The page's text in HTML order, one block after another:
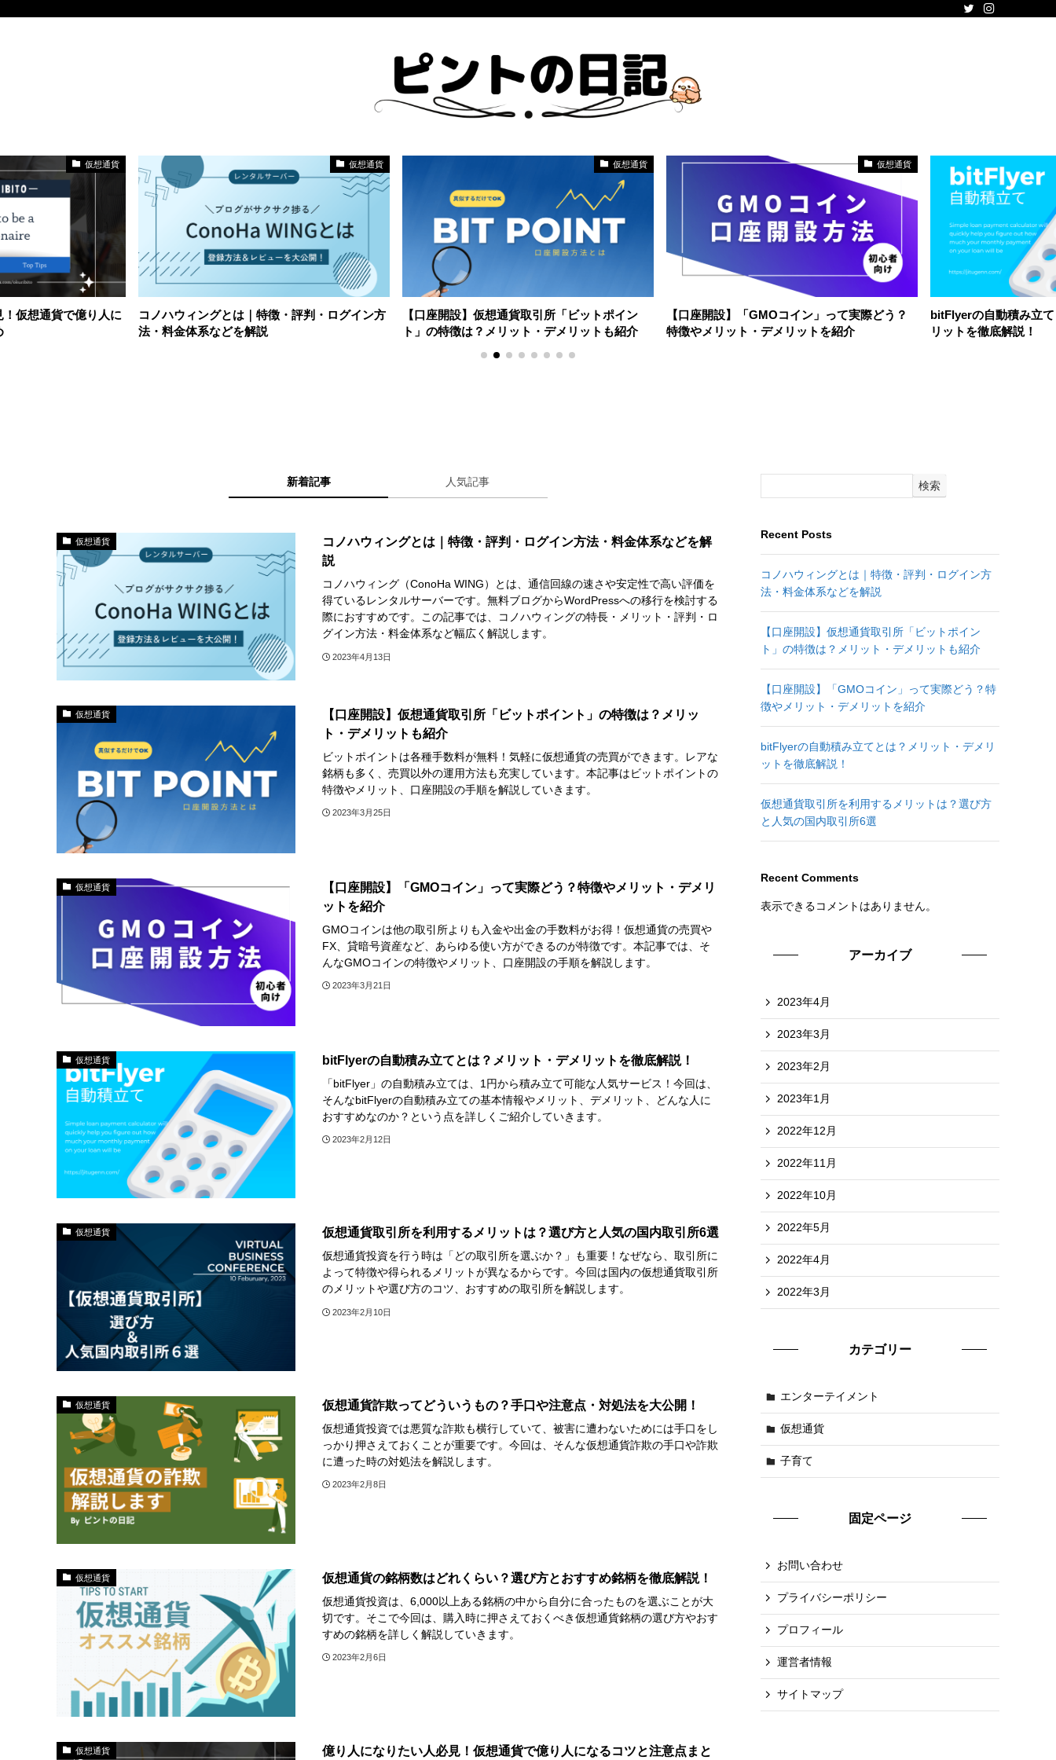
仮想通貨
仮想通貨で億り人に
仮想通貨
コノハウィングとは｜特徴・評判・ログイン方
法・料金体系などを解説
仮想通貨
【口座開設】仮想通貨取引所「ビットポイン
ト」の特徴は？メリット・デメリットも紹介
仮想通貨
【口座開設】「GMOコイン」って実際どう？
特徴やメリット・デメリットを紹介
bitFlyerの自動積み立
リットを徹底解説！
新着記事 人気記事
仮想通貨
コノハウィングとは｜特徴・評判・ログイン方法・料金体系などを解
説
コノハウィング（ConoHa WING）とは、通信回線の速さや安定性で高い評価を
得ているレンタルサーバーです。無料ブログからWordPressへの移行を検討する
際におすすめです。この記事では、コノハウィングの特長・メリット・評判・ロ
グイン方法・料金体系など幅広く解説します。
2023年4月13日
仮想通貨
【口座開設】仮想通貨取引所「ビットポイント」の特徴は？メリッ
ト・デメリットも紹介
ビットポイントは各種手数料が無料！気軽に仮想通貨の売買ができます。レアな
銘柄も多く、売買以外の運用方法も充実しています。本記事はビットポイントの
特徴やメリット、口座開設の手順を解説していきます。
2023年3月25日
仮想通貨
【口座開設】「GMOコイン」って実際どう？特徴やメリット・デメリ
ットを紹介
GMOコインは他の取引所よりも入金や出金の手数料がお得！仮想通貨の売買や
FX、貸暗号資産など、あらゆる使い方ができるのが特徴です。本記事では、そ
んなGMOコインの特徴やメリット、口座開設の手順を解説します。
2023年3月21日
仮想通貨 bitFlyerの自動積み立てとは？メリット・デメリットを徹底解説！
「bitFlyer」の自動積み立ては、1円から積み立て可能な人気サービス！今回は、
そんなbitFlyerの自動積み立ての基本情報やメリット、デメリット、どんな人に
おすすめなのか？という点を詳しくご紹介していきます。
2023年2月12日
仮想通貨 仮想通貨取引所を利用するメリットは？選び方と人気の国内取引所6選
仮想通貨投資を行う時は「どの取引所を選ぶか？」も重要！なぜなら、取引所に
よって特徴や得られるメリットが異なるからです。今回は国内の仮想通貨取引所
のメリットや選び方のコツ、おすすめの取引所を解説します。
2023年2月10日
仮想通貨 仮想通貨詐欺ってどういうもの？手口や注意点・対処法を大公開！
仮想通貨投資では悪質な詐欺も横行していて、被害に遭わないためには手口をし
っかり押さえておくことが重要です。今回は、そんな仮想通貨詐欺の手口や詐欺
に遭った時の対処法を解説します。
2023年2月8日
仮想通貨 仮想通貨の銘柄数はどれくらい？選び方とおすすめ銘柄を徹底解説！
仮想通貨投資は、6,000以上ある銘柄の中から自分に合ったものを選ぶことが大
切です。そこで今回は、購入時に押さえておくべき仮想通貨銘柄の選び方やおす
すめの銘柄を詳しく解説していきます。
2023年2月6日
仮想通貨
億り人になりたい人必見！仮想通貨で億り人になるコツと注意点まと
検索
Recent Posts
コノハウィングとは｜特徴・評判・ログイン方
法・料金体系などを解説
【口座開設】仮想通貨取引所「ビットポイン
ト」の特徴は？メリット・デメリットも紹介
【口座開設】「GMOコイン」って実際どう？特
徴やメリット・デメリットを紹介
bitFlyerの自動積み立てとは？メリット・デメリ
ットを徹底解説！
仮想通貨取引所を利用するメリットは？選び方
と人気の国内取引所6選
Recent Comments
表示できるコメントはありません。
アーカイブ
2023年4月
2023年3月
2023年2月
2023年1月
2022年12月
2022年11月
2022年10月
2022年5月
2022年4月
2022年3月
カテゴリー
エンターテイメント
仮想通貨
子育て
固定ページ
お問い合わせ
プライバシーポリシー
プロフィール
運営者情報
サイトマップ